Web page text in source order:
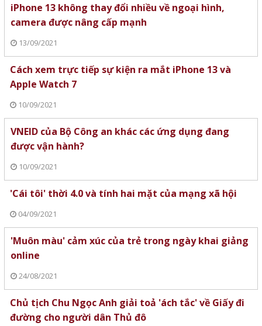
iPhone 13 không thay đổi nhiều về ngoại hình,
camera được nâng cấp mạnh
13/09/2021
Cách xem trực tiếp sự kiện ra mắt iPhone 13 và
Apple Watch 7
10/09/2021
VNEID của Bộ Công an khác các ứng dụng đang
được vận hành?
10/09/2021
'Cái tôi' thời 4.0 và tính hai mặt của mạng xã hội
04/09/2021
'Muôn màu' cảm xúc của trẻ trong ngày khai giảng
online
24/08/2021
Chủ tịch Chu Ngọc Anh giải toả 'ách tắc' về Giấy đi
đường cho người dân Thủ đô